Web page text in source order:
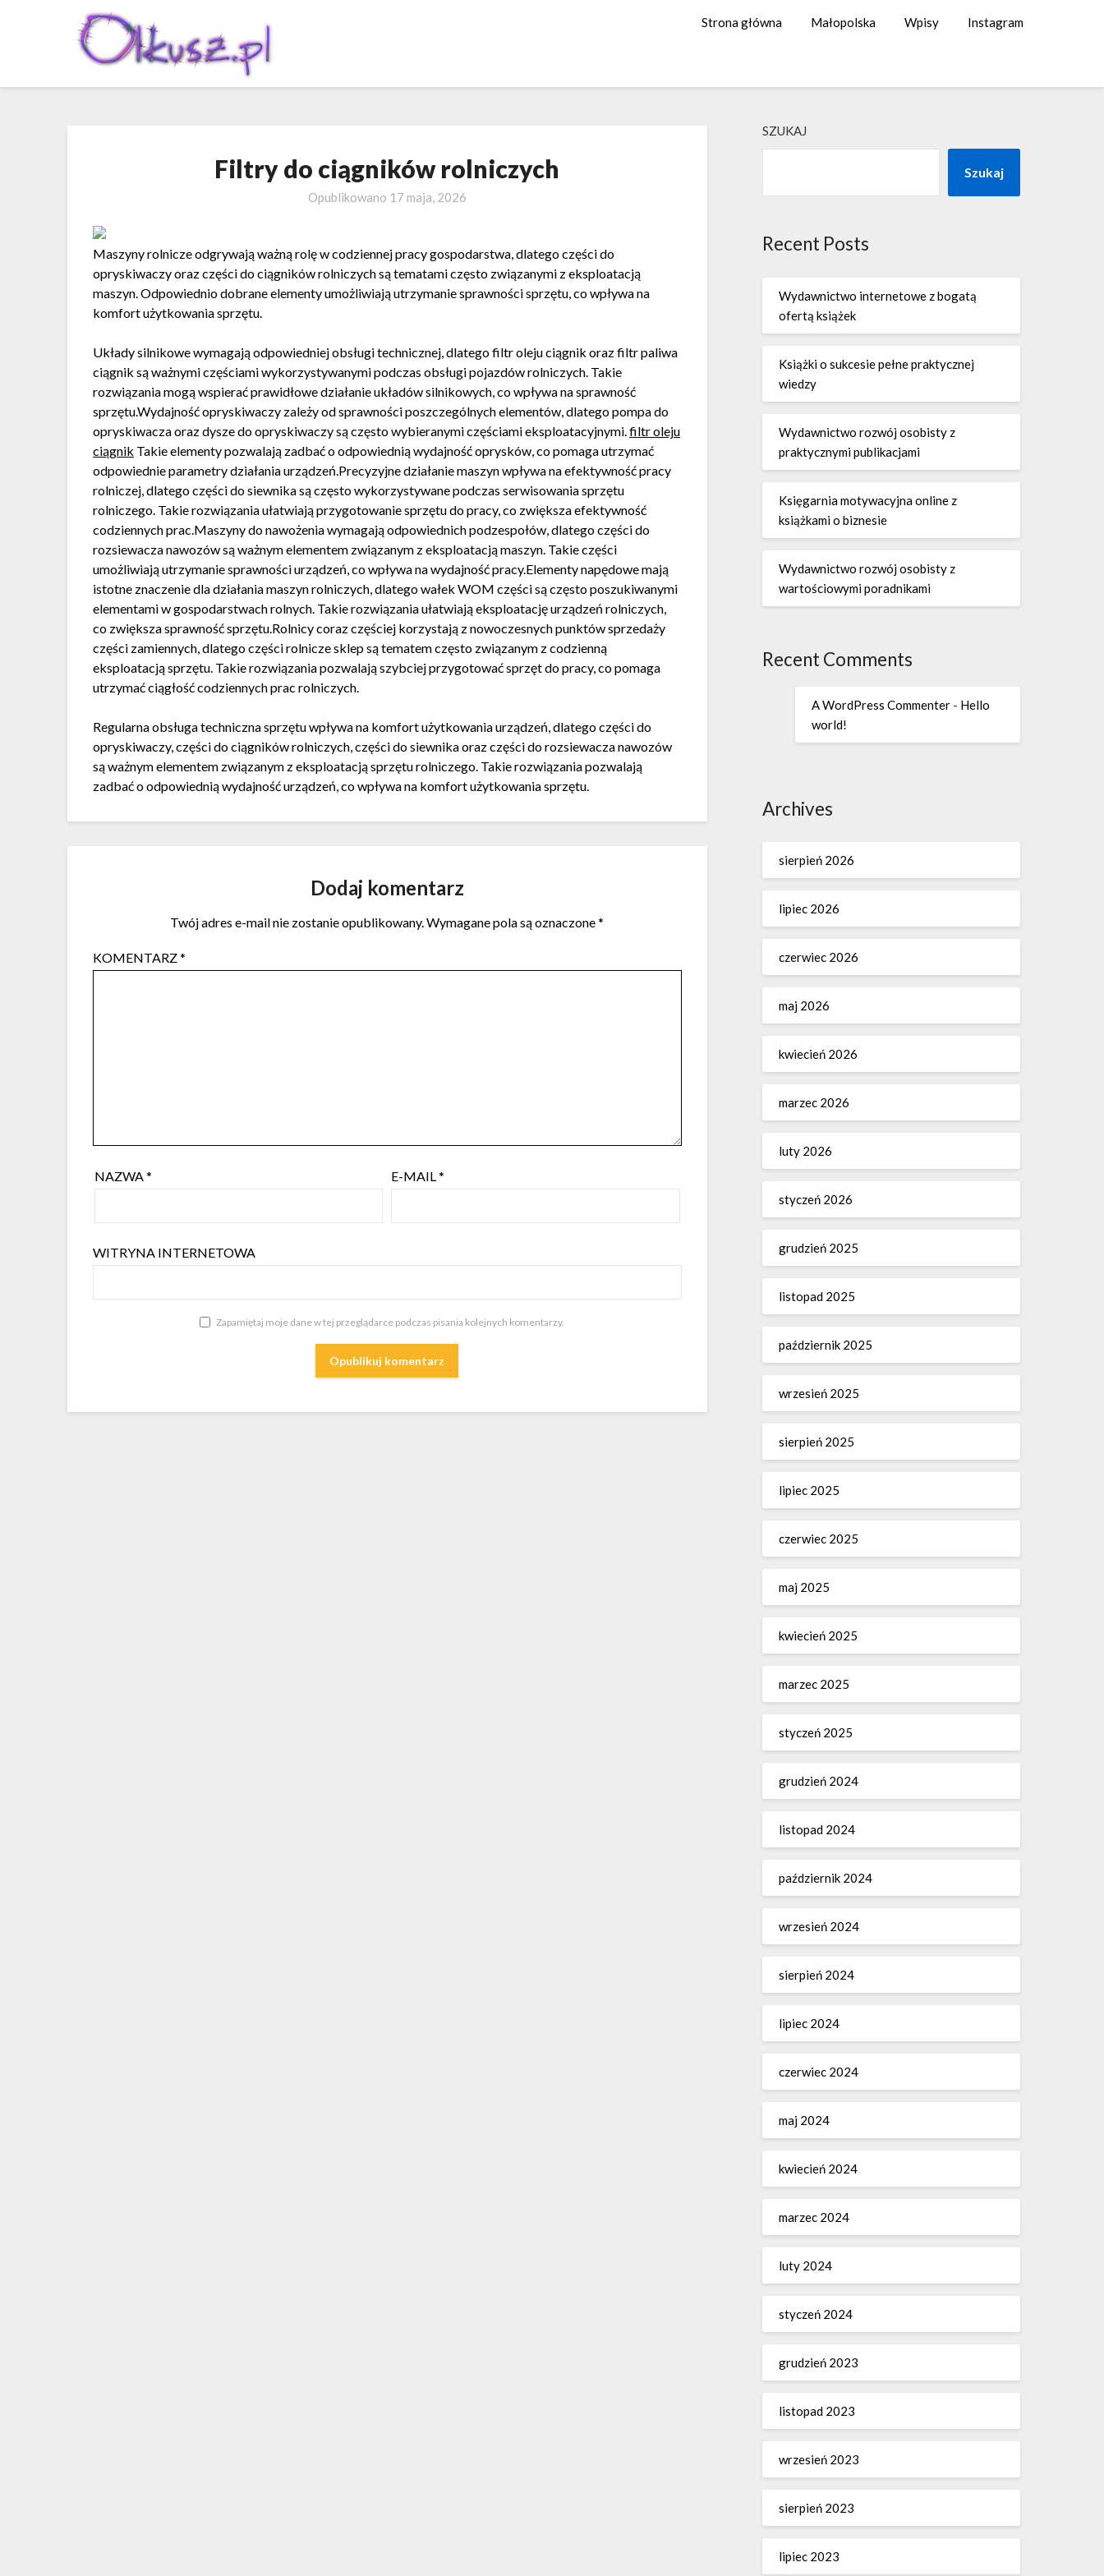
Strona główna Małopolska Wpisy Instagram
Filtry do ciągników rolniczych
Opublikowano 17 maja, 2026
Maszyny rolnicze odgrywają ważną rolę w codziennej pracy gospodarstwa, dlatego części do
opryskiwaczy oraz części do ciągników rolniczych są tematami często związanymi z eksploatacją
maszyn. Odpowiednio dobrane elementy umożliwiają utrzymanie sprawności sprzętu, co wpływa na
komfort użytkowania sprzętu.
Układy silnikowe wymagają odpowiedniej obsługi technicznej, dlatego filtr oleju ciągnik oraz filtr paliwa
ciągnik są ważnymi częściami wykorzystywanymi podczas obsługi pojazdów rolniczych. Takie
rozwiązania mogą wspierać prawidłowe działanie układów silnikowych, co wpływa na sprawność
sprzętu.Wydajność opryskiwaczy zależy od sprawności poszczególnych elementów, dlatego pompa do
opryskiwacza oraz dysze do opryskiwaczy są często wybieranymi częściami eksploatacyjnymi.filtr oleju
ciągnik Takie elementy pozwalają zadbać o odpowiednią wydajność oprysków, co pomaga utrzymać
odpowiednie parametry działania urządzeń.Precyzyjne działanie maszyn wpływa na efektywność pracy
rolniczej, dlatego części do siewnika są często wykorzystywane podczas serwisowania sprzętu
rolniczego. Takie rozwiązania ułatwiają przygotowanie sprzętu do pracy, co zwiększa efektywność
codziennych prac.Maszyny do nawożenia wymagają odpowiednich podzespołów, dlatego części do
rozsiewacza nawozów są ważnym elementem związanym z eksploatacją maszyn. Takie części
umożliwiają utrzymanie sprawności urządzeń, co wpływa na wydajność pracy.Elementy napędowe mają
istotne znaczenie dla działania maszyn rolniczych, dlatego wałek WOM części są często poszukiwanymi
elementami w gospodarstwach rolnych. Takie rozwiązania ułatwiają eksploatację urządzeń rolniczych,
co zwiększa sprawność sprzętu.Rolnicy coraz częściej korzystają z nowoczesnych punktów sprzedaży
części zamiennych, dlatego części rolnicze sklep są tematem często związanym z codzienną
eksploatacją sprzętu. Takie rozwiązania pozwalają szybciej przygotować sprzęt do pracy, co pomaga
utrzymać ciągłość codziennych prac rolniczych.
Regularna obsługa techniczna sprzętu wpływa na komfort użytkowania urządzeń, dlatego części do
opryskiwaczy, części do ciągników rolniczych, części do siewnika oraz części do rozsiewacza nawozów
są ważnym elementem związanym z eksploatacją sprzętu rolniczego. Takie rozwiązania pozwalają
zadbać o odpowiednią wydajność urządzeń, co wpływa na komfort użytkowania sprzętu.
Dodaj komentarz
Twój adres e-mail nie zostanie opublikowany.Wymagane pola są oznaczone*
KOMENTARZ*
NAZWA* E-MAIL*
WITRYNA INTERNETOWA
Zapamiętaj moje dane w tej przeglądarce podczas pisania kolejnych komentarzy.
SZUKAJ
Szukaj
Recent Posts
Wydawnictwo internetowe z bogatą
ofertą książek
Książki o sukcesie pełne praktycznej
wiedzy
Wydawnictwo rozwój osobisty z
praktycznymi publikacjami
Księgarnia motywacyjna online z
książkami o biznesie
Wydawnictwo rozwój osobisty z
wartościowymi poradnikami
Recent Comments
A WordPress Commenter- Hello
world!
Archives
sierpień 2026
lipiec 2026
czerwiec 2026
maj 2026
kwiecień 2026
marzec 2026
luty 2026
styczeń 2026
grudzień 2025
listopad 2025
październik 2025
wrzesień 2025
sierpień 2025
lipiec 2025
czerwiec 2025
maj 2025
kwiecień 2025
marzec 2025
styczeń 2025
grudzień 2024
listopad 2024
październik 2024
wrzesień 2024
sierpień 2024
lipiec 2024
czerwiec 2024
maj 2024
kwiecień 2024
marzec 2024
luty 2024
styczeń 2024
grudzień 2023
listopad 2023
wrzesień 2023
sierpień 2023
lipiec 2023